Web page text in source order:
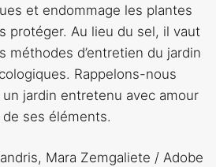
et endommage les plantes
protéger. Au lieu du sel, il vaut
méthodes d’entretien du jardin
Rappelons-nous
un jardin entretenu avec amour
ses éléments.
Mara Zemgaliete / Adobe